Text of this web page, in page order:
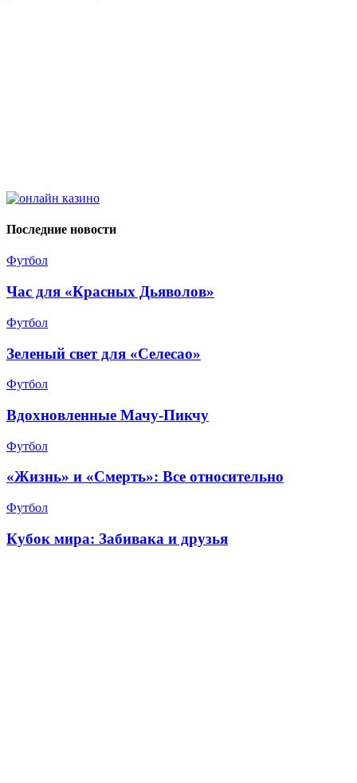
Последние новости
Футбол
Час для «Красных Дьяволов»
Футбол
Зеленый свет для «Селесао»
Футбол
Вдохновленные Мачу-Пикчу
Футбол
«Жизнь» и «Смерть»: Все относительно
Футбол
Кубок мира: Забивака и друзья